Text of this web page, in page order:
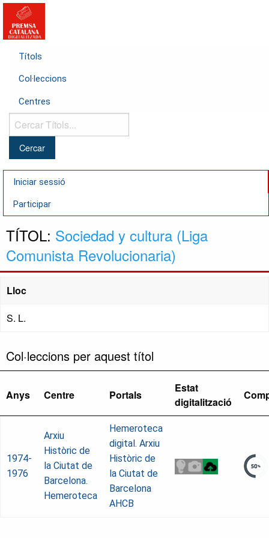
Títols
Col·leccions
Centres
Cercar
Títols...
Iniciar sessió
Participar
TÍTOL: Sociedad y cultura (Liga
Comunista Revolucionaria)
Lloc
S. L.
Col·leccions per aquest títol
Anys Centre Portals
Estat
digitalització
1974-
1976
Arxiu
Històric de
la Ciutat de
Barcelona.
Hemeroteca
Hemeroteca
digital. Arxiu
Històric de
la Ciutat de
Barcelona
AHCB